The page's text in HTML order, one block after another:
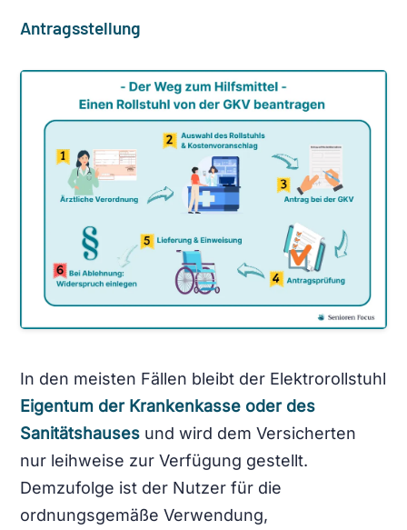
Antragsstellung
In den meisten Fällen bleibt der Elektrorollstuhl
Eigentum der Krankenkasse oder des
Sanitätshauses und wird dem Versicherten
nur leihweise zur Verfügung gestellt.
Demzufolge ist der Nutzer für die
ordnungsgemäße Verwendung,